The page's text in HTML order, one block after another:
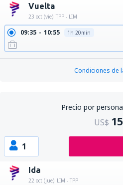
Vuelta
23 oct (vie) TPP - LIM
09:35 10:55 1h 20min
Condiciones de
Precio por
US$
1
Ida
22 oct (jue) LIM - TPP